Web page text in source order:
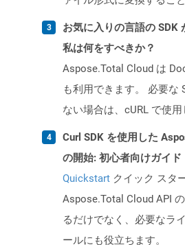
お気に入りの言語の SDK
私は何をすべきか？
Aspose.Total Cloud は
も利用できます。 必要な
ない場合は、cURL で使用
Curl SDK を使用した
の開始: 初心者向けガイド
Quickstart クイック スタ
Aspose.Total Cloud API
るだけでなく、必要なラ
ールにも役立ちます。